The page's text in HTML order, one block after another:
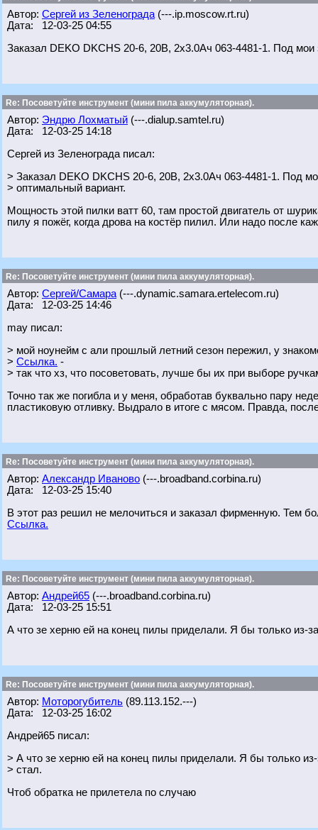
Автор: Сергей из Зеленограда (---.ip.moscow.rt.ru)
Дата: 12-03-25 04:55
Заказал DEKO DKCHS 20-6, 20В, 2x3.0Ач 063-4481-1. Под
Re: Посоветуйте инструмент (мини пила аккумуляторная).
Автор: Эндрю Лохматый (---.dialup.samtel.ru)
Дата: 12-03-25 14:18
Сергей из Зеленограда писал:
> Заказал DEKO DKCHS 20-6, 20В, 2x3.0Ач 063-4481-1. Под
> оптимальный вариант.
Мощность этой пилки ватт 60, там простой двигатель от
пилу я пожёг, когда дрова на костёр пилил. Или надо после
Re: Посоветуйте инструмент (мини пила аккумуляторная).
Автор: Сергей/Самара (---.dynamic.samara.ertelecom.ru)
Дата: 12-03-25 14:46
may писал:
> мой ноунейм с али прошлый летний сезон пережил, у
> Ссылка. -
> так что хз, что посоветовать, лучше бы их при выборе
Точно так же погибла и у меня, обработав буквально пару
пластиковую отливку. Выдрало в итоге с мясом. Правда,
Re: Посоветуйте инструмент (мини пила аккумуляторная).
Автор: Александр Иваново (---.broadband.corbina.ru)
Дата: 12-03-25 15:40
В этот раз решил не мелочиться и заказал фирменную. Тем
Ссылка.
Re: Посоветуйте инструмент (мини пила аккумуляторная).
Автор: Андрей65 (---.broadband.corbina.ru)
Дата: 12-03-25 15:51
А что зе херню ей на конец пилы приделали. Я бы только из-
Re: Посоветуйте инструмент (мини пила аккумуляторная).
Автор: Моторогубитель (89.113.152.---)
Дата: 12-03-25 16:02
Андрей65 писал:
> А что зе херню ей на конец пилы приделали. Я бы только из-
> стал.
Чтоб обратка не прилетела по случаю